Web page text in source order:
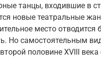
танцы, входившие в
новые театральные
место
Но самостоятельным
половине XVIII